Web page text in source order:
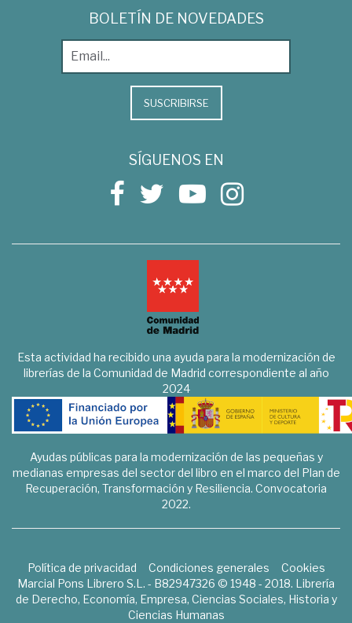
BOLETÍN DE NOVEDADES
SUSCRIBIRSE
SÍGUENOS EN
Esta actividad ha recibido una ayuda para la modernización de
librerías de la Comunidad de Madrid correspondiente al año
2024
Ayudas públicas para la modernización de las pequeñas y
medianas empresas del sector del libro en el marco del Plan de
Recuperación, Transformación y Resiliencia. Convocatoria
2022.
Política de privacidad Condiciones generales
Cookies
Marcial Pons Librero S.L. - B82947326 © 1948 - 2018. Librería
de Derecho, Economía, Empresa, Ciencias Sociales, Historia y
Ciencias Humanas